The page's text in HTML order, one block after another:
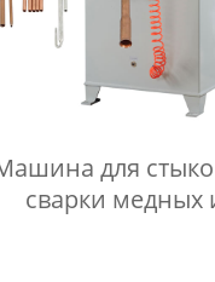
для
сварки медных